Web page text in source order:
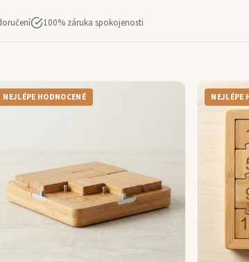
100% záruka spokojenosti
NEJLÉPE HODNOCENÉ NEJLÉPE